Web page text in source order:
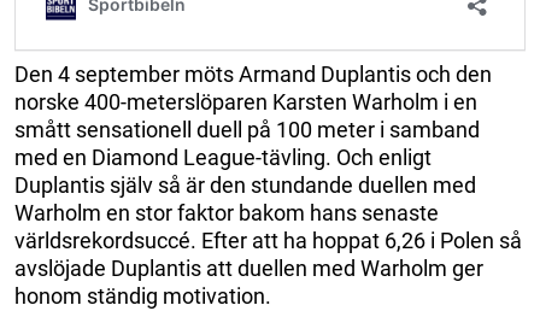
Den 4 september möts Armand Duplantis och den
norske 400-meterslöparen Karsten Warholm i en
smått sensationell duell på 100 meter i samband
med en Diamond League-tävling. Och enligt
Duplantis själv så är den stundande duellen med
Warholm en stor faktor bakom hans senaste
världsrekordsuccé. Efter att ha hoppat 6,26 i Polen så
avslöjade Duplantis att duellen med Warholm ger
honom ständig motivation.